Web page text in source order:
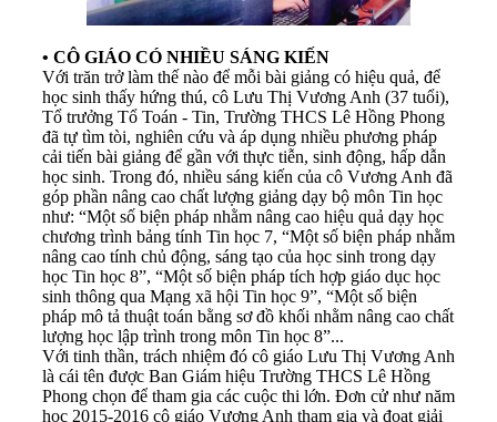
• CÔ GIÁO CÓ NHIỀU SÁNG KIẾN
Với trăn trở làm thế nào để mỗi bài giảng có hiệu quả, để
học sinh thấy hứng thú, cô Lưu Thị Vương Anh (37 tuổi),
Tổ trưởng Tổ Toán - Tin, Trường THCS Lê Hồng Phong
đã tự tìm tòi, nghiên cứu và áp dụng nhiều phương pháp
cải tiến bài giảng để gần với thực tiễn, sinh động, hấp dẫn
học sinh. Trong đó, nhiều sáng kiến của cô Vương Anh đã
góp phần nâng cao chất lượng giảng dạy bộ môn Tin học
như: “Một số biện pháp nhằm nâng cao hiệu quả dạy học
chương trình bảng tính Tin học 7, “Một số biện pháp nhằm
nâng cao tính chủ động, sáng tạo của học sinh trong dạy
học Tin học 8”, “Một số biện pháp tích hợp giáo dục học
sinh thông qua Mạng xã hội Tin học 9”, “Một số biện
pháp mô tả thuật toán bằng sơ đồ khối nhằm nâng cao chất
lượng học lập trình trong môn Tin học 8”...
Với tinh thần, trách nhiệm đó cô giáo Lưu Thị Vương Anh
là cái tên được Ban Giám hiệu Trường THCS Lê Hồng
Phong chọn để tham gia các cuộc thi lớn. Đơn cử như năm
học 2015-2016 cô giáo Vương Anh tham gia và đoạt giải